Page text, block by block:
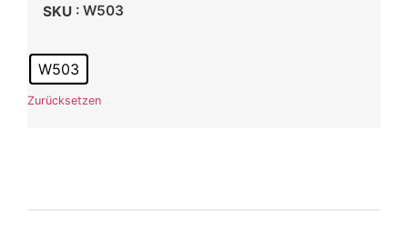
SKU : W503
W503
Zurücksetzen